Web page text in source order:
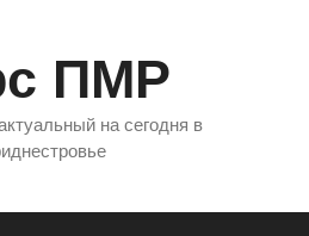
ПМР
на сегодня в